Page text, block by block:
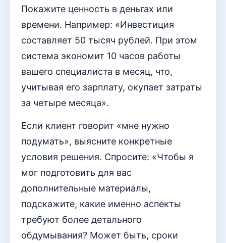
Покажите ценность в деньгах или
времени. Например: «Инвестиция
составляет 50 тысяч рублей. При этом
система экономит 10 часов работы
вашего специалиста в месяц, что,
учитывая его зарплату, окупает затраты
за четыре месяца».
Если клиент говорит «мне нужно
подумать», выясните конкретные
условия решения. Спросите: «Чтобы я
мог подготовить для вас
дополнительные материалы,
подскажите, какие именно аспекты
требуют более детального
обдумывания? Может быть, сроки